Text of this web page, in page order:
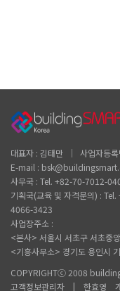
대표자 : 김태만 │ 사업자등
E-mail :
사무국 : Tel. +82-70-7012-
기획국(교육 및 자격문의) :
4066-3423
사업장주소 :
<본사> 서울시 서초구 서초중
<기흥사무소> 경기도 용인시
COPYRIGHTⓒ 2008
고객정보관리자 | 한효영